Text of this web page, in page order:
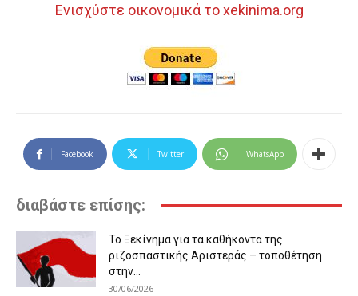
Ενισχύστε οικονομικά το xekinima.org
Facebook Twitter WhatsApp
διαβάστε επίσης:
Το Ξεκίνημα για τα καθήκοντα της
ριζοσπαστικής Αριστεράς – τοποθέτηση
στην...
30/06/2026